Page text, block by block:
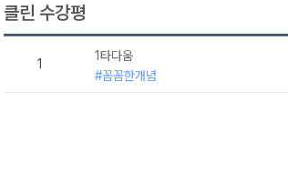
클린 수강평
1
1타다움
#꼼꼼한개념